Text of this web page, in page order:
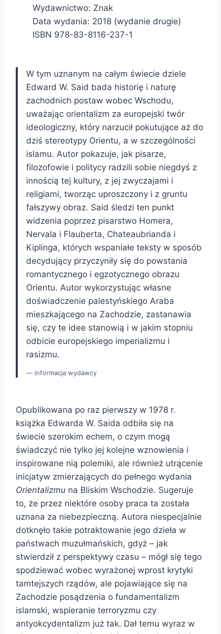
Wydawnictwo: Znak
Data wydania: 2018 (wydanie drugie)
ISBN 978-83-8116-237-1
W tym uznanym na całym świecie dziele
Edward W. Said bada historię i naturę
zachodnich postaw wobec Wschodu,
uważając orientalizm za europejski twór
ideologiczny, który narzucił pokutujące aż do
dziś stereotypy Orientu, a w szczególności
islamu. Autor pokazuje, jak pisarze,
filozofowie i politycy radzili sobie niegdyś z
innością tej kultury, z jej zwyczajami i
religiami, tworząc uproszczony i z gruntu
fałszywy obraz. Said śledzi ten punkt
widzenia poprzez pisarstwo Homera,
Nervala i Flauberta, Chateaubrianda i
Kiplinga, których wspaniałe teksty w sposób
decydujący przyczyniły się do powstania
romantycznego i egzotycznego obrazu
Orientu. Autor wykorzystując własne
doświadczenie palestyńskiego Araba
mieszkającego na Zachodzie, zastanawia
się, czy te idee stanowią i w jakim stopniu
odbicie europejskiego imperializmu i
rasizmu.
informacja wydawcy
Opublikowana po raz pierwszy w 1978 r.
książka Edwarda W. Saida odbiła się na
świecie szerokim echem, o czym mogą
świadczyć nie tylko jej kolejne wznowienia i
inspirowane nią polemiki, ale również utrącenie
inicjatyw zmierzających do pełnego wydania
Orientalizmu na Bliskim Wschodzie. Sugeruje
to, że przez niektóre osoby praca ta została
uznana za niebezpieczną. Autora niespecjalnie
dotknęło takie potraktowanie jego dzieła w
państwach muzułmańskich, gdyż – jak
stwierdził z perspektywy czasu – mógł się tego
spodziewać wobec wyrażonej wprost krytyki
tamtejszych rządów, ale pojawiające się na
Zachodzie posądzenia o fundamentalizm
islamski, wspieranie terroryzmu czy
antyokcydentalizm już tak. Dał temu wyraz w